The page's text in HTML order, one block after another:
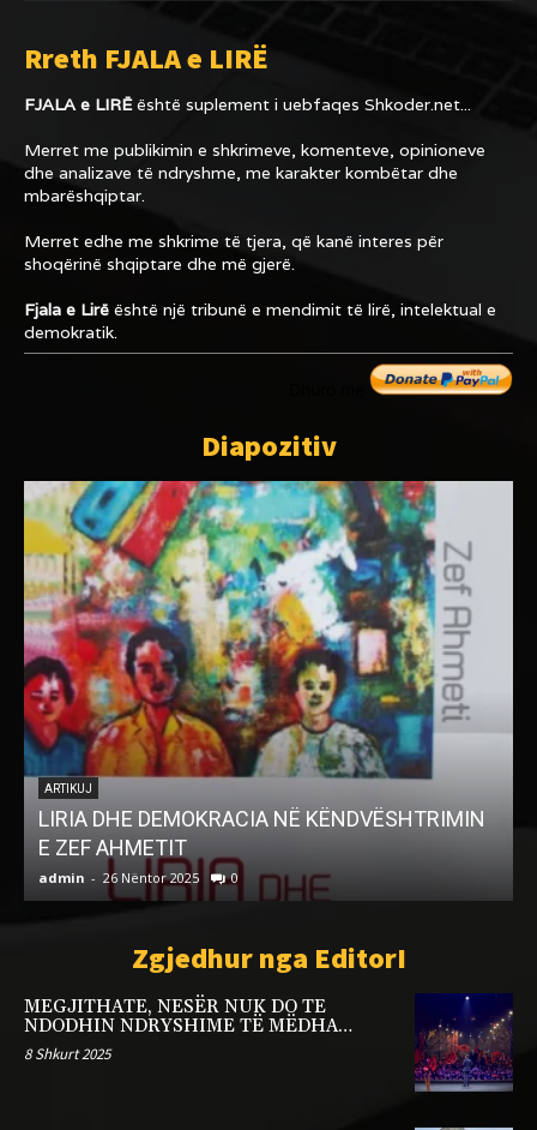
Rreth FJALA e LIRË
FJALA e LIRËështë suplement i uebfaqes Shkoder.net...
Merret me publikimin e shkrimeve, komenteve, opinioneve
dhe analizave të ndryshme, me karakter kombëtar dhe
mbarëshqiptar.
Merret edhe me shkrime të tjera, që kanë interes për
shoqërinë shqiptare dhe më gjerë.
Fjala e Lirë është një tribunë e mendimit të lirë, intelektual e
demokratik.
Diapozitiv
ARTIKUJ
Mendime etike e morale (9)
admin - 26 Dhjetor 2025 0
Zgjedhur nga EditorI
MEGJITHATE, NESËR NUK DO TE
NDODHIN NDRYSHIME TË MËDHA…
8 Shkurt 2025